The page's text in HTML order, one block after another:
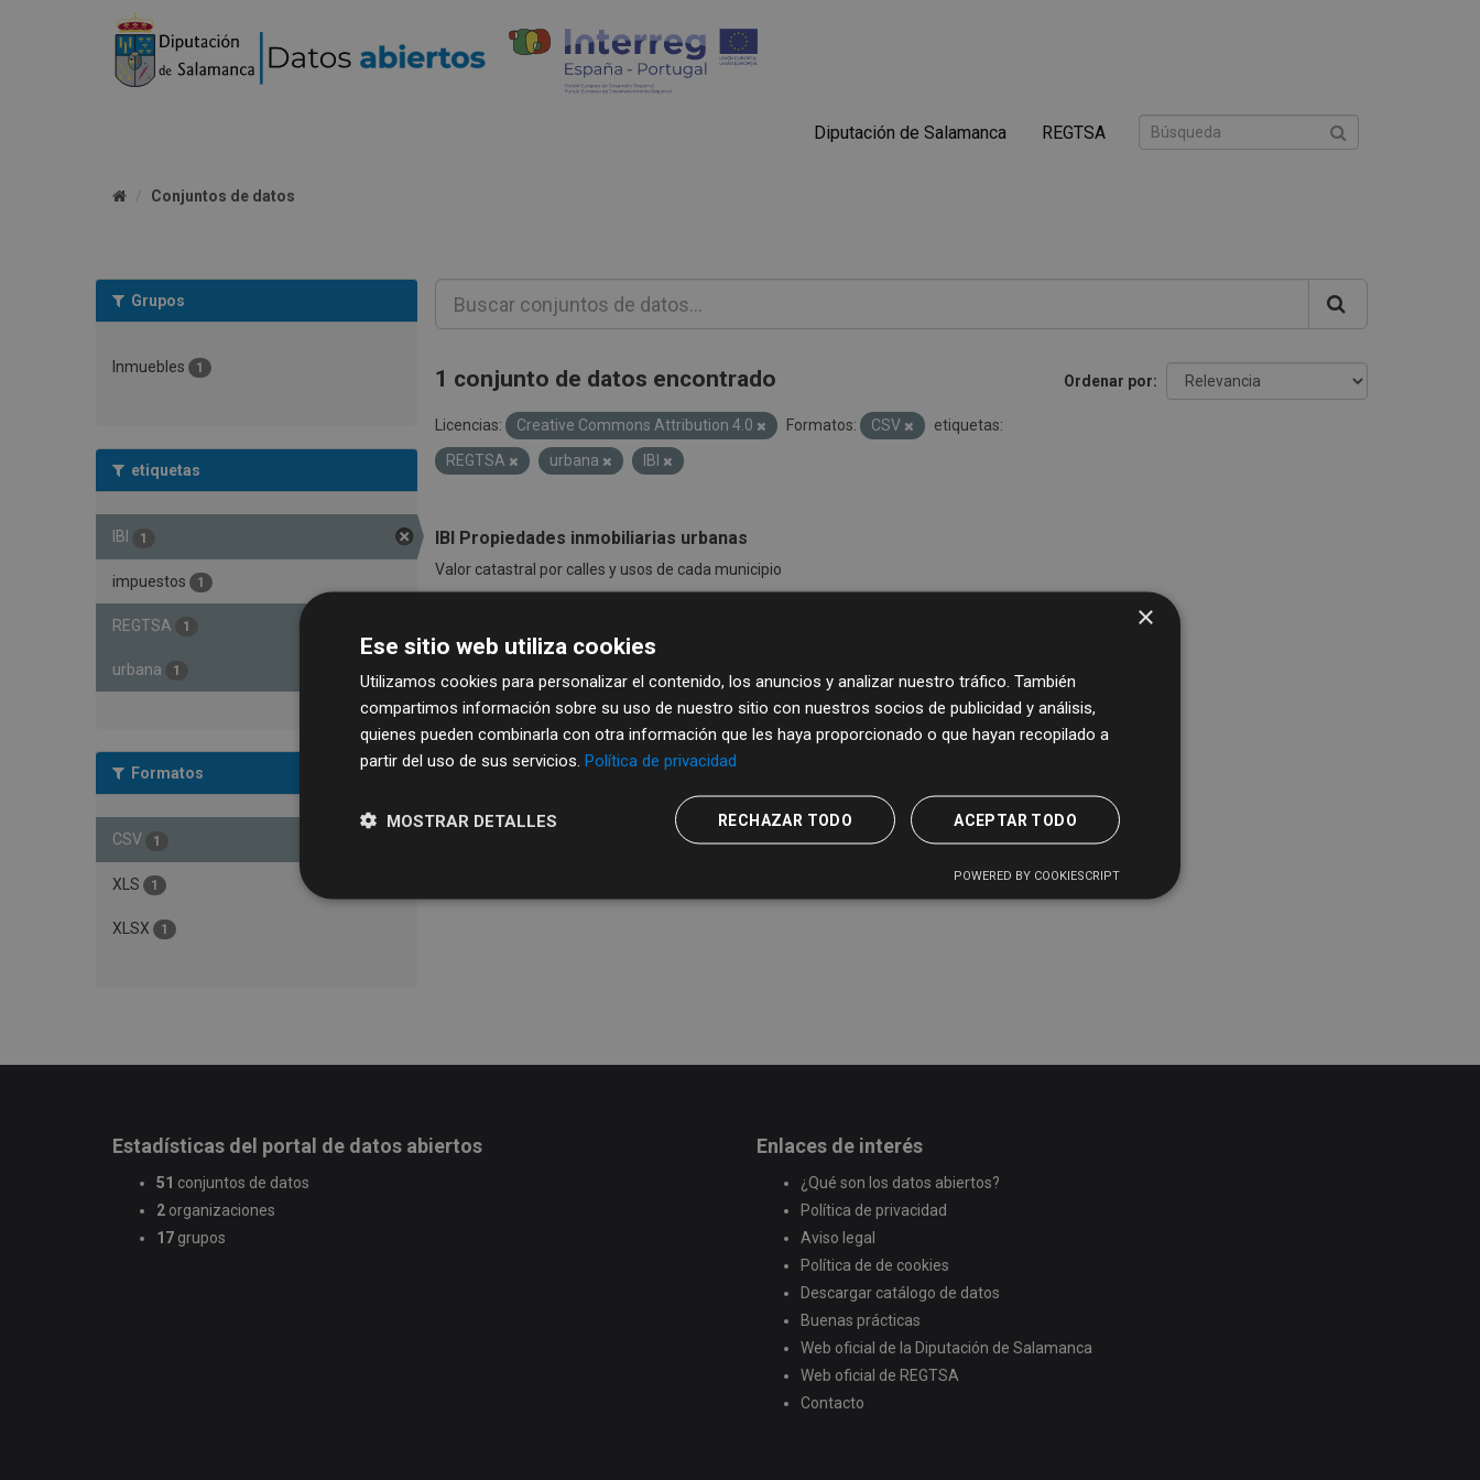
Diputación de Salamanca REGTSA
Conjuntos de datos
Grupos
Inmuebles 1
etiquetas
IBI 1
impuestos 1
REGTSA 1
urbana 1
Formatos
CSV 1
XLS 1
XLSX 1
Ordenar por
1 conjunto de datos encontrado
Licencias: Creative Commons Attribution 4.0 Formatos: CSV
etiquetas:
REGTSA
urbana IBI
IBI Propiedades inmobiliarias urbanas
Valor catastral por calles y usos de cada municipio
Estadísticas del portal de datos abiertos
51 conjuntos de datos
2 organizaciones
17 grupos
Enlaces de interés
¿Qué son los datos abiertos?
Política de privacidad
Aviso legal
Política de de cookies
Descargar catálogo de datos
Buenas prácticas
Web oficial de la Diputación de Salamanca
Web oficial de REGTSA
Contacto
×
Ese sitio web utiliza cookies
Utilizamos cookies para personalizar el contenido, los anuncios y analizar nuestro tráfico. También
compartimos información sobre su uso de nuestro sitio con nuestros socios de publicidad y análisis,
quienes pueden combinarla con otra información que les haya proporcionado o que hayan recopilado a
partir del uso de sus servicios. Política de privacidad
ACEPTAR TODO
RECHAZAR TODO
MOSTRAR DETALLES
POWERED BY COOKIESCRIPT